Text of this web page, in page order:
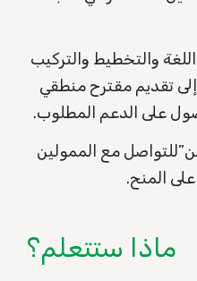
والتخطيط والتركيب
تقديم مقترح منطقي
على الدعم المطلوب.
مع الممولين
المنح.
ماذا ستتعلم؟